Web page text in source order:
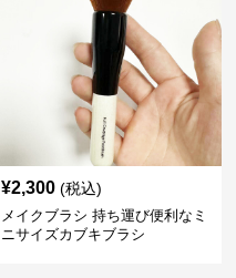
¥2,300 (税込)
メイクブラシ 持ち運び便利なミ
ニサイズカブキブラシ